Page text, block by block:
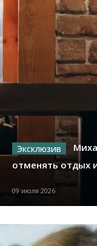
отменять отдых
09 июля 2026